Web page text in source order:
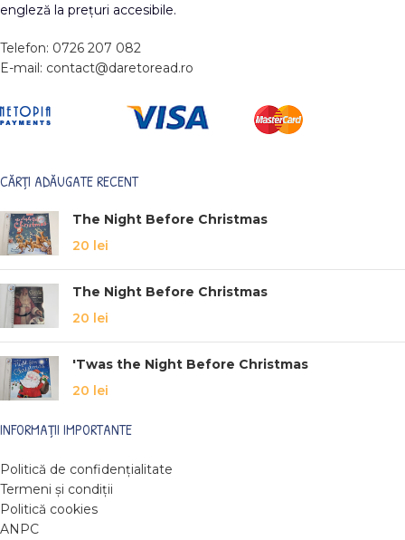
engleză la prețuri accesibile.
Telefon: 0726 207 082
E-mail: contact@daretoread.ro
CĂRȚI ADĂUGATE RECENT
The Night Before Christmas
20 lei
The Night Before Christmas
20 lei
'Twas the Night Before Christmas
20 lei
INFORMAȚII IMPORTANTE
Politică de confidențialitate
Termeni și condiții
Politică cookies
ANPC